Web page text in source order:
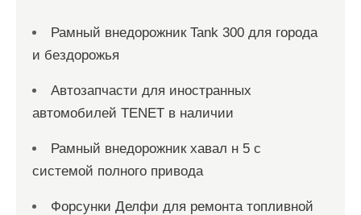
Рамный внедорожник Tank 300 для города
и бездорожья
Автозапчасти для иностранных
автомобилей TENET в наличии
Рамный внедорожник хавал н 5 с
системой полного привода
Форсунки Делфи для ремонта топливной